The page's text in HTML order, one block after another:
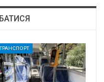
ТРАНСПОРТ